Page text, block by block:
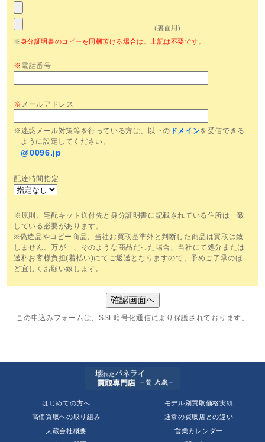
(裏面用)
※身分証明書のコピーを同梱頂ける場合は、上記は不要です。
※ 電話番号
※ メールアドレス
※迷惑メール対策等を行っている方は、以下の ドメインを受信できる
ように設定してください。
@0096.jp
配達時間指定
※原則、宅配キット送付先と身分証明書に記載されている住所は一致
している必要があります。
※偽造品やコピー商品、当社お買取基準外と判断した商品は買取は致
しません。万が一、そのような商品だった場合、当社にて処分または
送料お客様負担(着払い)にてご返送となりますので、予めご了承のほ
ど宜しくお願い致します。
この申込みフォームは、SSL暗号化通信により保護されております。
はじめての方へ
モデル別買取価格実績
高価買取への取り組み
通常の買取店との違い
大蔵会社概要
営業カレンダー